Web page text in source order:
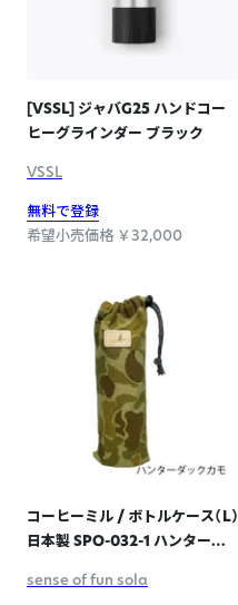
[VSSL] ジャバG25 ハンドコー
ヒーグラインダー ブラック
VSSL
無料で登録
希望小売価格 ￥32,000
コーヒーミル / ボトルケース（L）
日本製 SPO-032-1 ハンターダ
sense of fun sola